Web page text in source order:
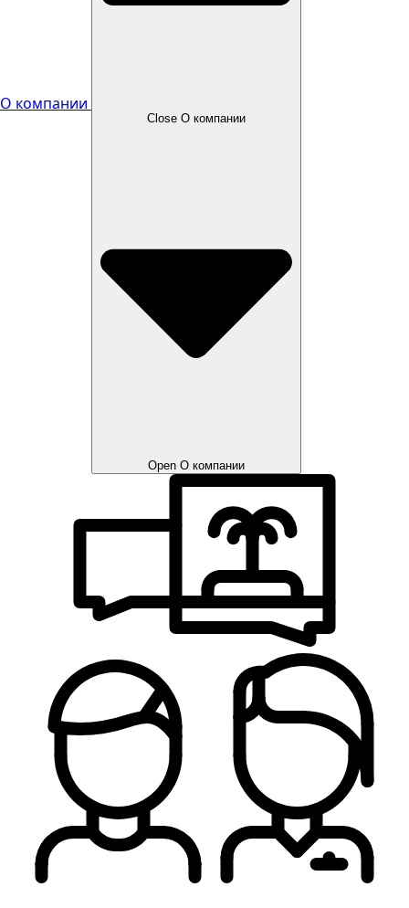
О компании
Close О компании
Open О компании